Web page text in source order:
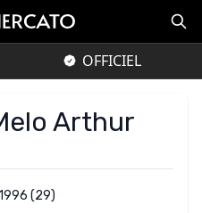
OFFICIEL
Arthur
(29)